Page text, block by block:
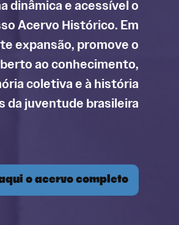
dinâmica e acessível o
Acervo Histórico. Em
expansão, promove o
ao conhecimento,
coletiva e à história
da juventude brasileira
o acervo completo